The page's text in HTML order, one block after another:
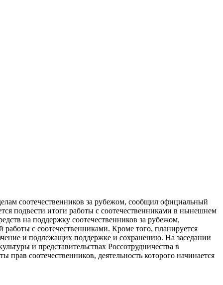
соотечественников за рубежом, сообщил официальный
подвести итоги работы с соотечественниками в нынешнем
на поддержку соотечественников за рубежом,
с соотечественниками. Кроме того, планируется
и подлежащих поддержке и сохранению. На заседании
и представительствах Россотрудничества в
соотечественников, деятельность которого начинается